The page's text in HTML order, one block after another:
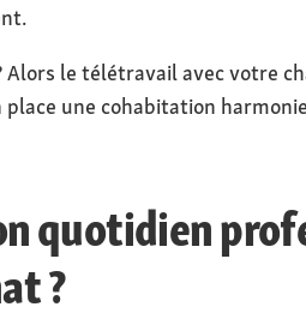
le télétravail avec votre
une cohabitation
quotidien
?